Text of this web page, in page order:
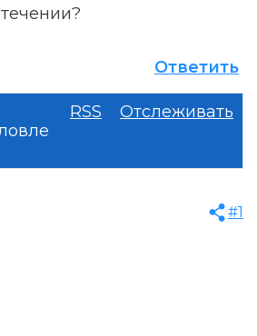
Ответить
RSS Отслеживать
#1